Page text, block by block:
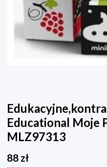
Educational Moje
MLZ97313
88 zł